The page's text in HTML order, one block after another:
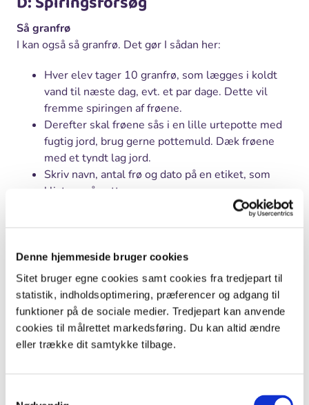
Denne hjemmeside bruger cookies
Sitet bruger egne cookies samt cookies fra tredjepart til
statistik, indholdsoptimering, præferencer og adgang til
funktioner på de sociale medier. Tredjepart kan anvende
cookies til målrettet markedsføring. Du kan altid ændre
eller trække dit samtykke tilbage.
Så granfrø
I kan også så granfrø. Det gør I sådan her:
Hver elev tager 10 granfrø, som lægges i koldt
vand til næste dag, evt. et par dage. Dette vil
fremme spiringen af frøene.
Derefter skal frøene sås i en lille urtepotte med
fugtig jord, brug gerne pottemuld. Dæk frøene
med et tyndt lag jord.
Skriv navn, antal frø og dato på en etiket, som
klistres på potten.
Sørg for at holde jorden fugtig, men ikke våd.
vinduerne, men ofte for meget varme fra radiatorerne.
Du bør derfor sørge for, at der er kunstigt lys ved
potterne, brug gerne en Gro-Lux lampe over potterne.
Hvor mange dage går der, før der sker noget?